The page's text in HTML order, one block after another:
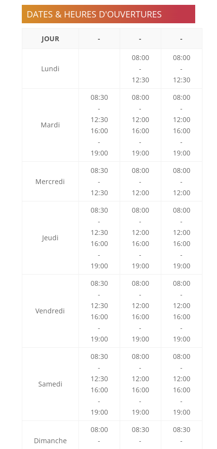
DATES & HEURES D'OUVERTURES
JOUR - - -
Lundi
08:00
-
12:30
08:00
-
12:30
Mardi
08:30
-
12:30
16:00
-
19:00
08:00
-
12:00
16:00
-
19:00
08:00
-
12:00
16:00
-
19:00
Mercredi
08:30
-
12:30
08:00
-
12:00
08:00
-
12:00
Jeudi
08:30
-
12:30
16:00
-
19:00
08:00
-
12:00
16:00
-
19:00
08:00
-
12:00
16:00
-
19:00
Vendredi
08:30
-
12:30
16:00
-
19:00
08:00
-
12:00
16:00
-
19:00
08:00
-
12:00
16:00
-
19:00
Samedi
08:30
-
12:30
16:00
-
19:00
08:00
-
12:00
16:00
-
19:00
08:00
-
12:00
16:00
-
19:00
Dimanche
08:00
-
08:30
-
08:30
-